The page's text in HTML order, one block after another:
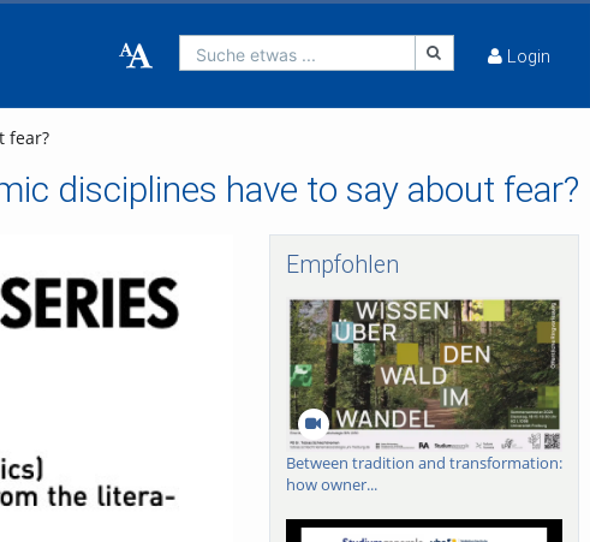
Suche etwas ... Login
fear?
disciplines have to say about fear?
Empfohlen
Between tradition and transformation:
how owner...